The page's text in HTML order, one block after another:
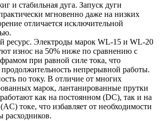
и стабильная дуга. Запуск дуги
мгновенно даже на низких
отличается исключительной
Электроды марок WL-15 и WL-20
износ на 50% ниже по сравнению с
при равной силе тока, что
продолжительность непрерывной работы.
по току. В отличие от многих
марок, лантанированные прутки
как на постоянном (DC), так и на
токе, что избавляет от необходимости
расходников.